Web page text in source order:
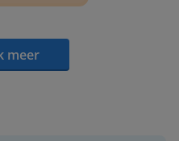
meer